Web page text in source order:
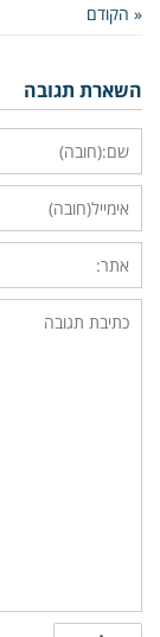
« הקודם
השארת תגובה